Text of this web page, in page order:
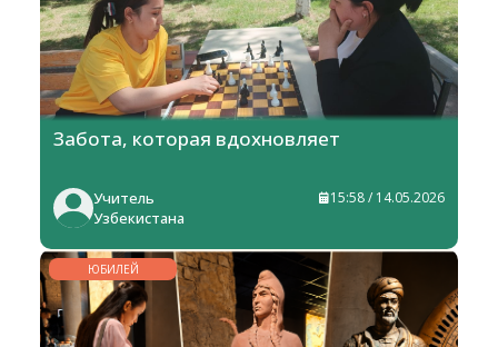
Забота, которая вдохновляет
Учитель
Узбекистана
15:58 / 14.05.2026
ЮБИЛЕЙ